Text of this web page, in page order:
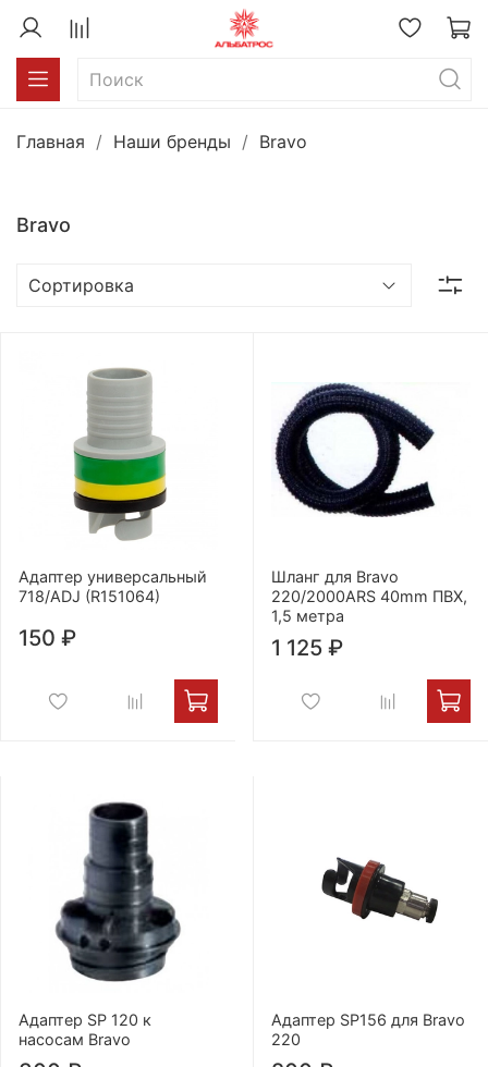
Главная Наши бренды Bravo
Bravo
Адаптер универсальный
718/ADJ (R151064)
150 ₽
Шланг для Bravo
220/2000ARS 40mm ПВХ,
1,5 метра
1 125 ₽
Адаптер SP 120 к
насосам Bravo
Адаптер SP156 для Bravo
220